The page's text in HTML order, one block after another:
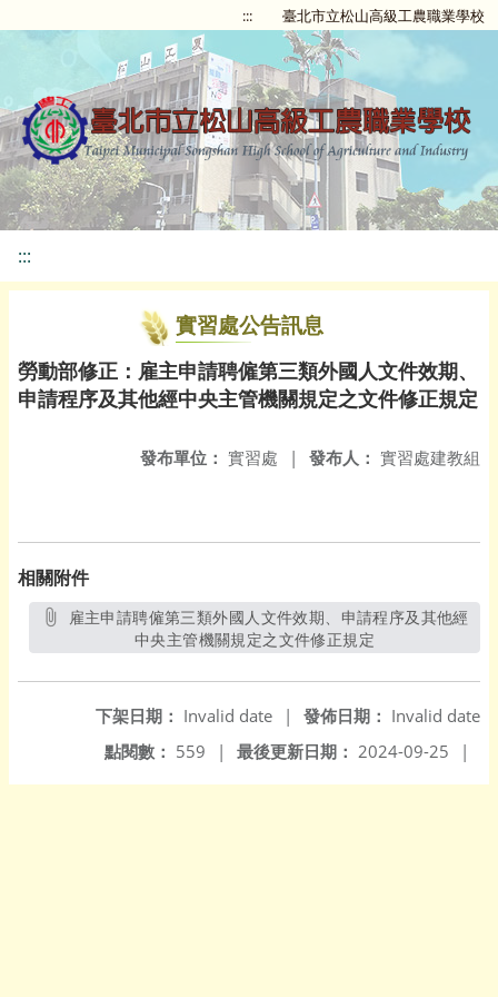
::: 臺北市立松山高級工農職業學校
:::
實習處公告訊息
勞動部修正：雇主申請聘僱第三類外國人文件效期、
申請程序及其他經中央主管機關規定之文件修正規定
發布人： 實習處建教組
發布單位： 實習處 |
相關附件
中央主管機關規定之文件修正規定
發佈日期： Invalid date
下架日期： Invalid date
|
最後更新日期： 2024-09-25 |
點閱數： 559 |